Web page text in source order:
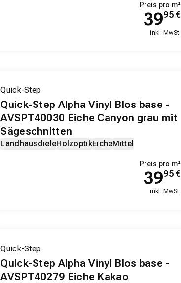
Preis pro m²
3995€
inkl. MwSt.
Quick-Step
Quick-Step Alpha Vinyl Blos base -
AVSPT40030 Eiche Canyon grau mit
Sägeschnitten
LandhausdieleHolzoptikEicheMittel
Preis pro m²
3995€
inkl. MwSt.
Quick-Step
Quick-Step Alpha Vinyl Blos base -
AVSPT40279 Eiche Kakao